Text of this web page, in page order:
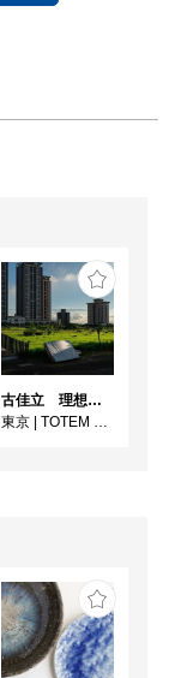
古佳⽴ 理想と荒野のあいだ
東京
TOTEM POLE PHOTO GALLERY